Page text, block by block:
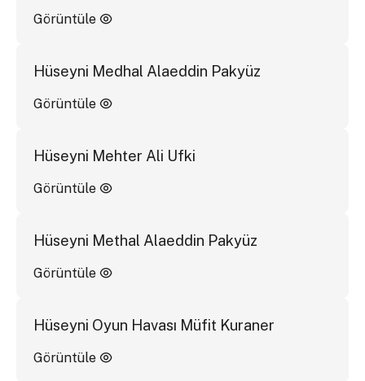
Görüntüle
Hüseyni Medhal Alaeddin Pakyüz
Görüntüle
Hüseyni Mehter Ali Ufki
Görüntüle
Hüseyni Methal Alaeddin Pakyüz
Görüntüle
Hüseyni Oyun Havası Müfit Kuraner
Görüntüle